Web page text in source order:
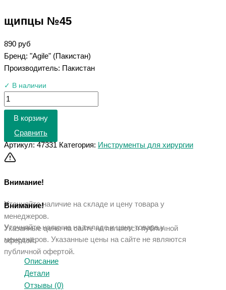
щипцы №45
890 руб
Бренд: "Agile" (Пакистан)
Производитель: Пакистан
✓ В наличии
В корзину
Сравнить
Артикул:47331 Категория: Инструменты для хирургии
Внимание!
Уточняйте наличие на складе и цену товара у
менеджеров.
Указанные цены на сайте не являются публичной
офертой.
Внимание!
Уточняйте наличие на складе и цену товара у
менеджеров. Указанные цены на сайте не являются
публичной офертой.
Описание
Детали
Отзывы (0)